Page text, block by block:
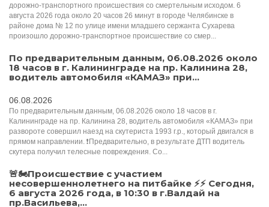
дорожно-транспортного происшествия со смертельным исходом. 6
августа 2026 года около 20 часов 26 минут в городе Челябинске в
районе дома № 12 по улице имени младшего сержанта Сухарева
произошло дорожно-транспортное происшествие со смер...
По предварительным данным, 06.08.2026 около
18 часов в г. Калининграде на пр. Калинина 28,
водитель автомобиля «КАМАЗ» при...
06.08.2026
По предварительным данным, 06.08.2026 около 18 часов в г.
Калининграде на пр. Калинина 28, водитель автомобиля «КАМАЗ» при
развороте совершил наезд на скутериста 1993 г.р., который двигался в
прямом направлении. ❗️Предварительно, в результате ДТП водитель
скутера получил телесные повреждения. Со...
🚨🏍Происшествие с участием
несовершеннолетнего на питбайке ⚡️⚡️️ Сегодня,
6 августа 2026 года, в 10:30 в г.Валдай на
пр.Васильева,...